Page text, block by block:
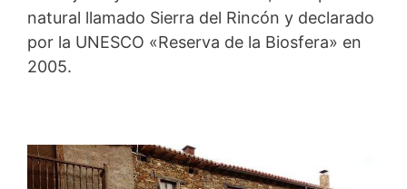
natural llamado Sierra del Rincón y declarado
por la UNESCO «Reserva de la Biosfera» en
2005.